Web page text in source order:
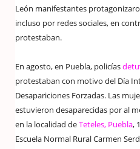
León manifestantes
incluso por redes sociales, en
protestaban.
En agosto, en Puebla, policías
protestaban con motivo del Día
Desapariciones Forzadas. Las
estuvieron desaparecidas por al
en la localidad deTeteles, Puebla,
Escuela Normal Rural Carmen